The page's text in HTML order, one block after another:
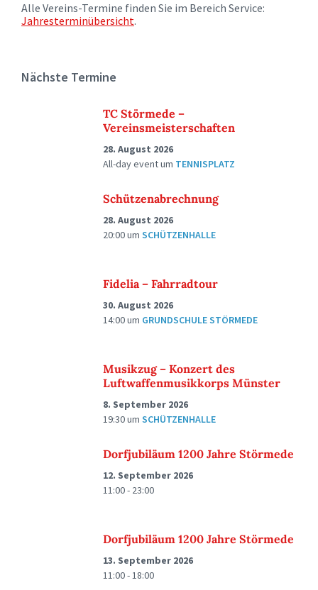
Alle Vereins-Termine finden Sie im Bereich Service:
Jahresterminübersicht.
Nächste Termine
TC Störmede –
Vereinsmeisterschaften
28. August 2026
All-day eventum TENNISPLATZ
Schützenabrechnung
28. August 2026
20:00um SCHÜTZENHALLE
Fidelia – Fahrradtour
30. August 2026
14:00um GRUNDSCHULE STÖRMEDE
Musikzug – Konzert des
Luftwaffenmusikkorps Münster
8. September 2026
19:30um SCHÜTZENHALLE
Dorfjubiläum 1200 Jahre Störmede
12. September 2026
11:00 - 23:00
Dorfjubiläum 1200 Jahre Störmede
13. September 2026
11:00 - 18:00